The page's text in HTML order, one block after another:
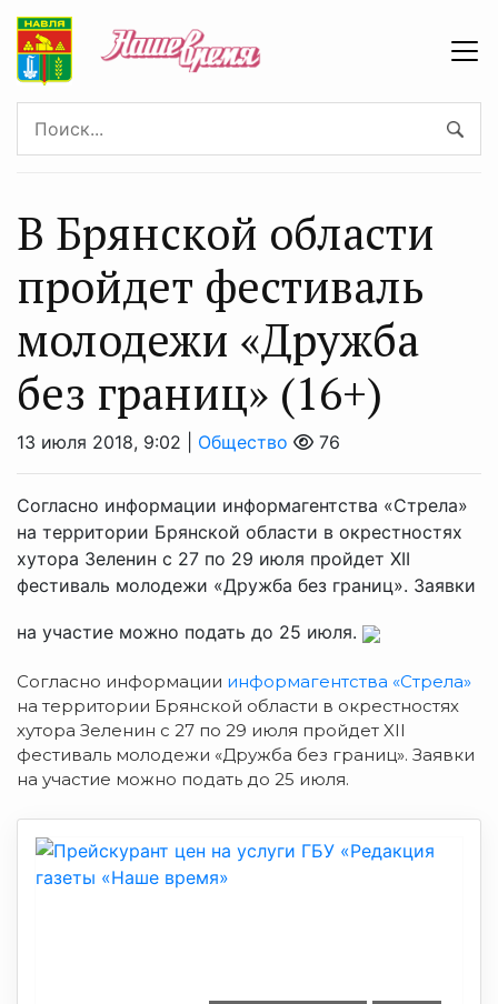
В Брянской области
пройдет фестиваль
молодежи «Дружба
без границ» (16+)
13 июля 2018, 9:02 | Общество 76
Согласно информации информагентства «Стрела»
на территории Брянской области в окрестностях
хутора Зеленин с 27 по 29 июля пройдет XII
фестиваль молодежи «Дружба без границ». Заявки
на участие можно подать до 25 июля.
Согласно информации информагентства «Стрела»
на территории Брянской области в окрестностях
хутора Зеленин с 27 по 29 июля пройдет XII
фестиваль молодежи «Дружба без границ». Заявки
на участие можно подать до 25 июля.